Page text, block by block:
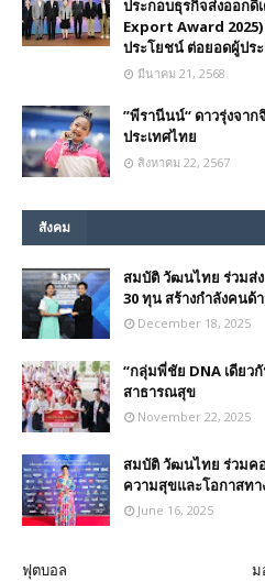
ประกอบธุรกิจส่งออกดี
Export Award 2025)
ประโยชน์ ต่อยอดผู้ปร
มีนาคม 21, 2568
”พีรานีนน์“​ ดาวรุ่งจา
ประเทศไทย
สิงหาคม 22, 2567
สังคม
สมบัติ วัฒนไทย ร่วมส่
30 ทุน สร้างกำลังคนด้
December 18, 2025
“กลุ่มพี่ชัย DNA เดียว
สาธารณสุข
November 22, 2025
สมบัติ วัฒนไทย ร่วมค
ความสุขและโอกาสทา
June 16, 2025
ฟุตบอล ม